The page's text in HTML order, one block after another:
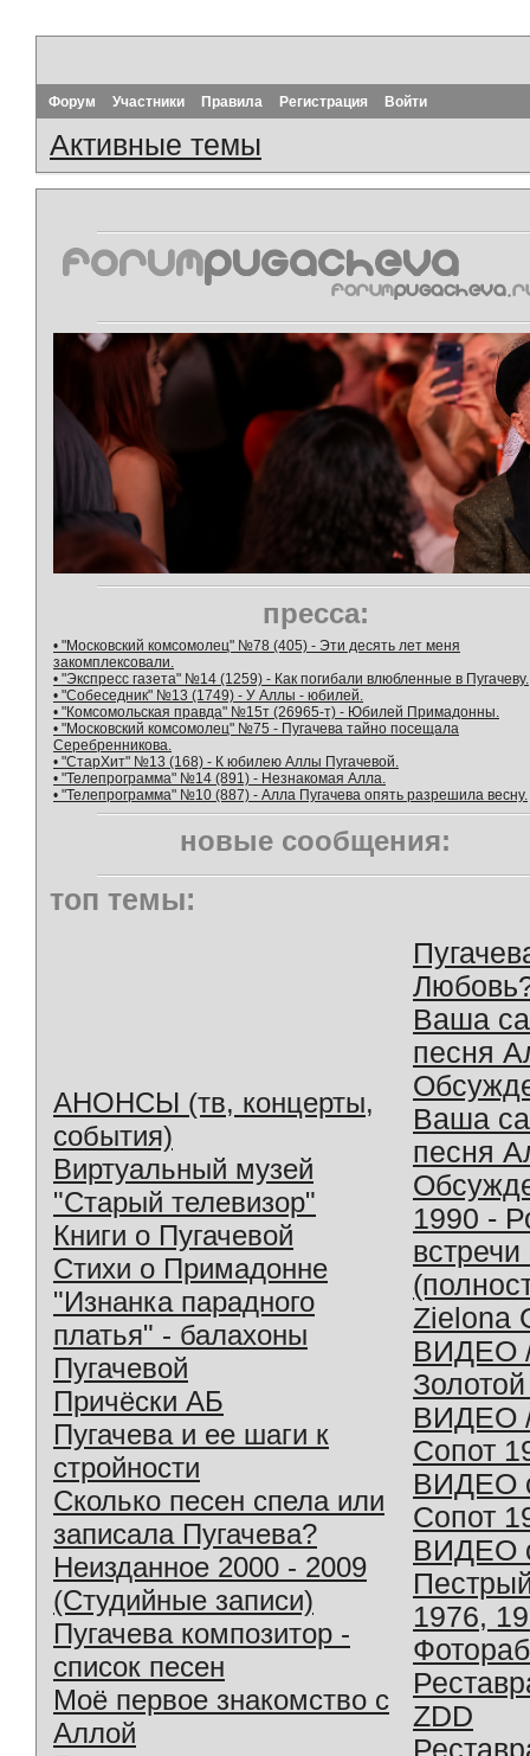
Форум Участники Правила Регистрация Войти
Активные темы
пресса:
• "Московский комсомолец" №78 (405) - Эти десять лет меня
закомплексовали.
• "Экспресс газета" №14 (1259) - Как погибали влюбленные в Пугачеву.
• "Собеседник" №13 (1749) - У Аллы - юбилей.
• "Комсомольская правда" №15т (26965-т) - Юбилей Примадонны.
• "Московский комсомолец" №75 - Пугачева тайно посещала
Серебренникова.
• "СтарХит" №13 (168) - К юбилею Аллы Пугачевой.
• "Телепрограмма" №14 (891) - Незнакомая Алла.
• "Телепрограмма" №10 (887) - Алла Пугачева опять разрешила весну.
новые сообщения:
топ темы:
АНОНСЫ (тв, концерты,
события)
Виртуальный музей
"Старый телевизор"
Книги о Пугачевой
Стихи о Примадонне
"Изнанка парадного
платья" - балахоны
Пугачевой
Причёски АБ
Пугачева и ее шаги к
стройности
Сколько песен спела или
записала Пугачева?
Неизданное 2000 - 2009
(Студийные записи)
Пугачева композитор -
список песен
Моё первое знакомство с
Аллой
Ваша
песня
Ваша
песня
1990 -
Zielona
ВИДЕО
ВИДЕО
Сопот
ВИДЕО
Сопот
ВИДЕО
1976,
ZDD